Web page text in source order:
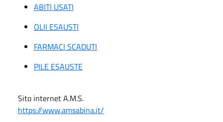
ABITI USATI
OLII ESAUSTI
FARMACI SCADUTI
PILE ESAUSTE
Sito internet A.M.S.
https://www.amsabina.it/